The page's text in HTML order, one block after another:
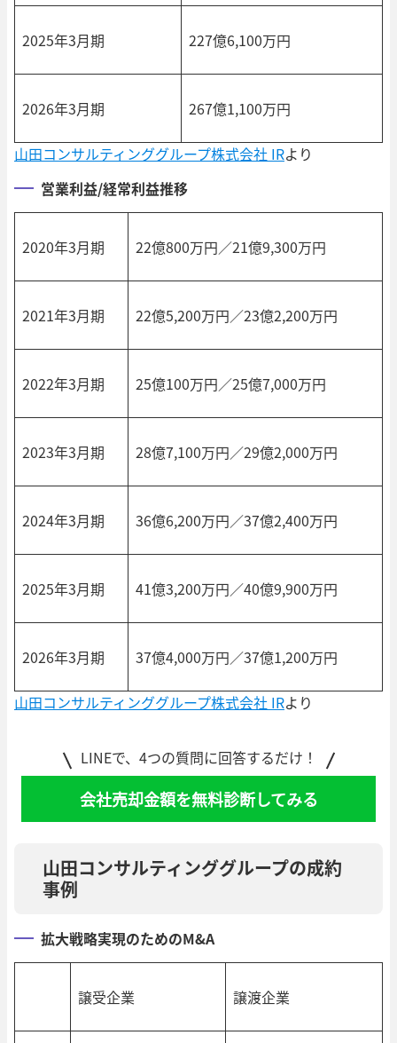
2025年3月期 227億6,100万円
2026年3月期 267億1,100万円
山田コンサルティンググループ株式会社 IRより
営業利益/経常利益推移
2020年3月期 22億800万円／21億9,300万円
2021年3月期 22億5,200万円／23億2,200万円
2022年3月期 25億100万円／25億7,000万円
2023年3月期 28億7,100万円／29億2,000万円
2024年3月期 36億6,200万円／37億2,400万円
2025年3月期 41億3,200万円／40億9,900万円
2026年3月期 37億4,000万円／37億1,200万円
山田コンサルティンググループ株式会社 IRより
LINEで、4つの質問に回答するだけ！
会社売却金額を無料診断してみる
山田コンサルティンググループの成約
事例
拡大戦略実現のためのM&A
譲受企業 譲渡企業